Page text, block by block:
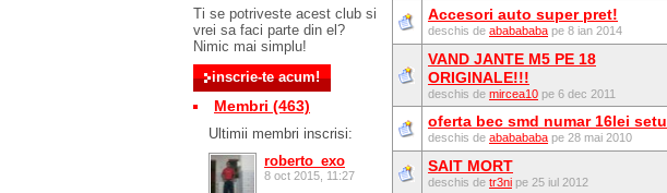
Ti se potriveste acest club si
vrei sa faci parte din el?
Nimic mai simplu!
Membri (463)
Ultimii membri inscrisi:
roberto_exo
8 oct 2015, 11:27
Accesori auto super pret!
deschis de ababababa pe 8 ian 2014
VAND JANTE M5 PE 18
ORIGINALE!!!
deschis de mircea10 pe 6 dec 2011
oferta bec smd numar 16lei setu
deschis de ababababa pe 28 mai 2010
SAIT MORT
deschis de tr3ni pe 25 iul 2012